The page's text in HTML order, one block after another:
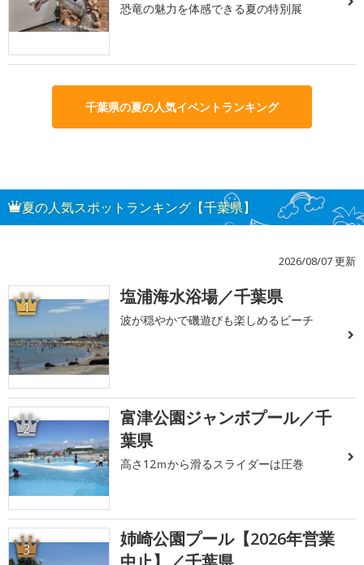
恐竜の魅力を体感できる夏の特別展
千葉県の夏の人気イベントランキング
夏の人気スポットランキング【千葉県】
2026/08/07 更新
1 塩浦海水浴場／千葉県
波が穏やかで磯遊びも楽しめるビーチ
2
富津公園ジャンボプール／千
葉県
高さ12ｍから滑るスライダーは圧巻
3
姉崎公園プール【2026年営業